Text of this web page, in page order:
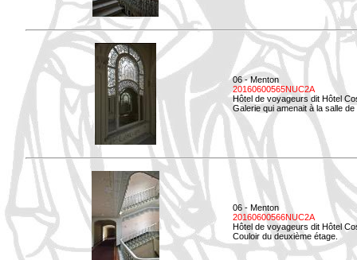
06 - Menton
20160600565NUC2A
Hôtel de voyageurs dit Hôtel
Galerie qui amenait à la salle
06 - Menton
20160600566NUC2A
Hôtel de voyageurs dit Hôtel
Couloir du deuxième étage.